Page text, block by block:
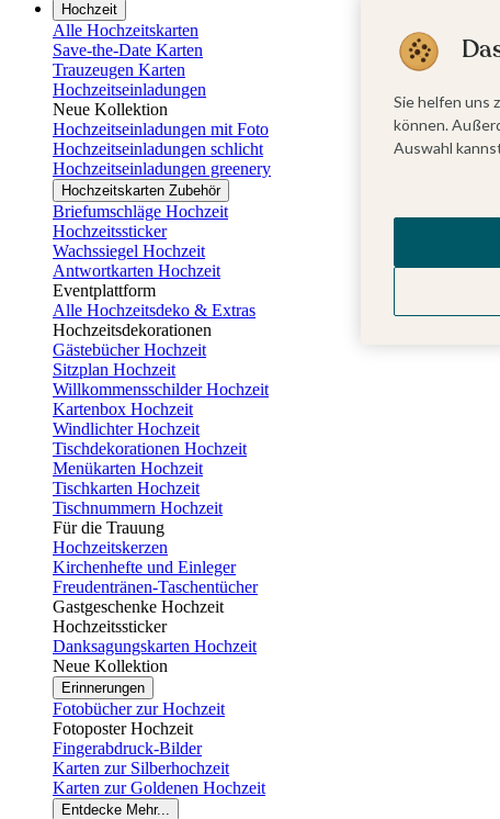
Hochzeit
Alle Hochzeitskarten
Save-the-Date Karten
Trauzeugen Karten
Hochzeitseinladungen
Neue Kollektion
Hochzeitseinladungen mit Foto
Hochzeitseinladungen schlicht
Hochzeitseinladungen greenery
Hochzeitskarten Zubehör
Briefumschläge Hochzeit
Hochzeitssticker
Wachssiegel Hochzeit
Antwortkarten Hochzeit
Eventplattform
Alle Hochzeitsdeko & Extras
Hochzeitsdekorationen
Gästebücher Hochzeit
Sitzplan Hochzeit
Willkommensschilder Hochzeit
Kartenbox Hochzeit
Windlichter Hochzeit
Tischdekorationen Hochzeit
Menükarten Hochzeit
Tischkarten Hochzeit
Tischnummern Hochzeit
Für die Trauung
Hochzeitskerzen
Kirchenhefte und Einleger
Freudentränen-Taschentücher
Gastgeschenke Hochzeit
Hochzeitssticker
Danksagungskarten Hochzeit
Neue Kollektion
Erinnerungen
Fotobücher zur Hochzeit
Fotoposter Hochzeit
Fingerabdruck-Bilder
Karten zur Silberhochzeit
Karten zur Goldenen Hochzeit
Entdecke Mehr...
Sie helfen uns
können.
Auswahl